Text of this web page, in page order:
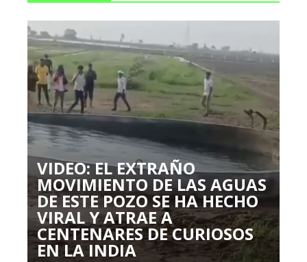
VIDEO: EL EXTRAÑO
MOVIMIENTO DE LAS AGUAS
DE ESTE POZO SE HA HECHO
VIRAL Y ATRAE A
CENTENARES DE CURIOSOS
EN LA INDIA